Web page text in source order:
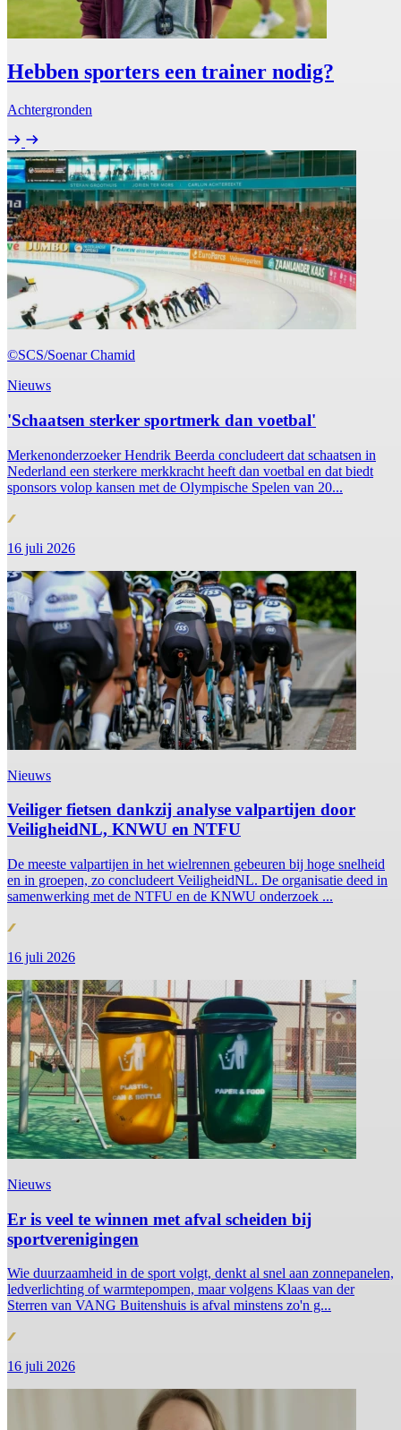
Hebben sporters een trainer nodig?
Achtergronden
©SCS/Soenar Chamid
Nieuws
'Schaatsen sterker sportmerk dan voetbal'
Merkenonderzoeker Hendrik Beerda concludeert dat schaatsen in
Nederland een sterkere merkkracht heeft dan voetbal en dat biedt
sponsors volop kansen met de Olympische Spelen van 20...
16 juli 2026
Nieuws
Veiliger fietsen dankzij analyse valpartijen door
VeiligheidNL, KNWU en NTFU
De meeste valpartijen in het wielrennen gebeuren bij hoge snelheid
en in groepen, zo concludeert VeiligheidNL. De organisatie deed in
samenwerking met de NTFU en de KNWU onderzoek ...
16 juli 2026
Nieuws
Er is veel te winnen met afval scheiden bij
sportverenigingen
Wie duurzaamheid in de sport volgt, denkt al snel aan zonnepanelen,
ledverlichting of warmtepompen, maar volgens Klaas van der
Sterren van VANG Buitenshuis is afval minstens zo'n g...
16 juli 2026